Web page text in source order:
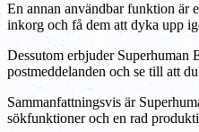
En annan användbar funktion är
inkorg och få dem att dyka upp
Dessutom erbjuder Superhuman
postmeddelanden och se till att
Sammanfattningsvis är
sökfunktioner och en rad